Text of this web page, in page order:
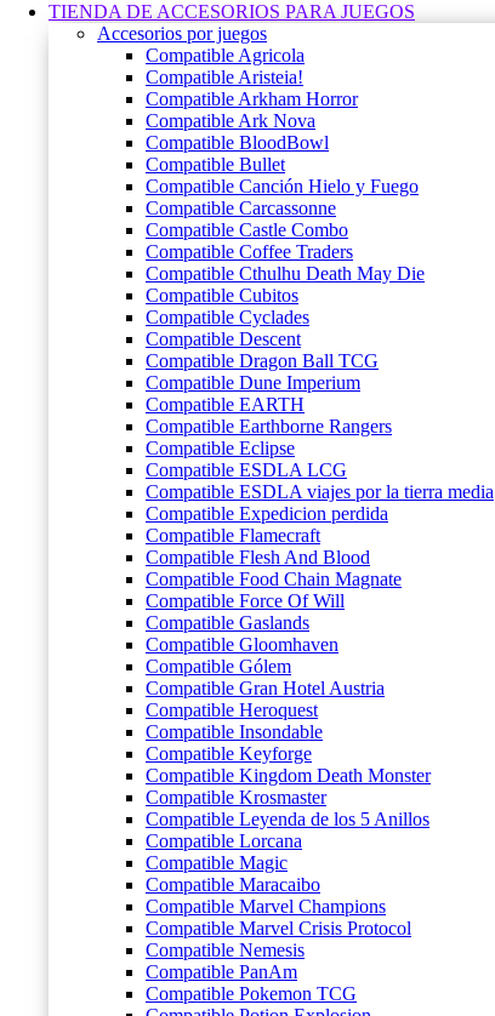
TIENDA DE ACCESORIOS PARA JUEGOS
Accesorios por juegos
Compatible Agricola
Compatible Aristeia!
Compatible Arkham Horror
Compatible Ark Nova
Compatible BloodBowl
Compatible Bullet
Compatible Canción Hielo y Fuego
Compatible Carcassonne
Compatible Castle Combo
Compatible Coffee Traders
Compatible Cthulhu Death May Die
Compatible Cubitos
Compatible Cyclades
Compatible Descent
Compatible Dragon Ball TCG
Compatible Dune Imperium
Compatible EARTH
Compatible Earthborne Rangers
Compatible Eclipse
Compatible ESDLA LCG
Compatible ESDLA viajes por la tierra media
Compatible Expedicion perdida
Compatible Flamecraft
Compatible Flesh And Blood
Compatible Food Chain Magnate
Compatible Force Of Will
Compatible Gaslands
Compatible Gloomhaven
Compatible Gólem
Compatible Gran Hotel Austria
Compatible Heroquest
Compatible Insondable
Compatible Keyforge
Compatible Kingdom Death Monster
Compatible Krosmaster
Compatible Leyenda de los 5 Anillos
Compatible Lorcana
Compatible Magic
Compatible Maracaibo
Compatible Marvel Champions
Compatible Marvel Crisis Protocol
Compatible Nemesis
Compatible PanAm
Compatible Pokemon TCG